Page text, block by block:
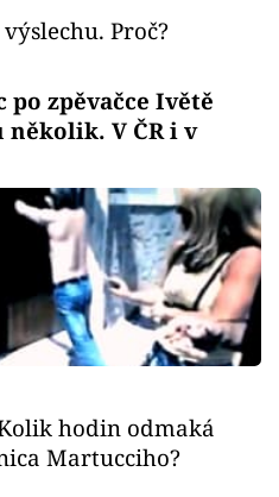
Proč?
po zpěvačce Ivětě
několik. V ČR i v
hodin odmaká
Martucciho?